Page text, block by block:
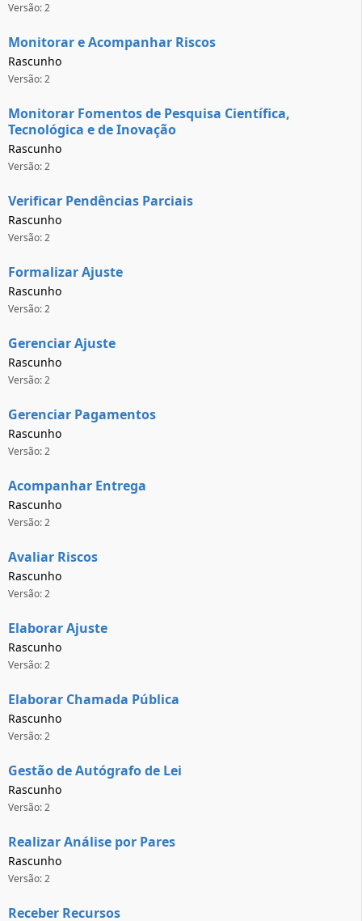
Versão: 2
Monitorar e Acompanhar Riscos
Rascunho
Versão: 2
Monitorar Fomentos de Pesquisa Científica,
Tecnológica e de Inovação
Rascunho
Versão: 2
Verificar Pendências Parciais
Rascunho
Versão: 2
Formalizar Ajuste
Rascunho
Versão: 2
Gerenciar Ajuste
Rascunho
Versão: 2
Gerenciar Pagamentos
Rascunho
Versão: 2
Acompanhar Entrega
Rascunho
Versão: 2
Avaliar Riscos
Rascunho
Versão: 2
Elaborar Ajuste
Rascunho
Versão: 2
Elaborar Chamada Pública
Rascunho
Versão: 2
Gestão de Autógrafo de Lei
Rascunho
Versão: 2
Realizar Análise por Pares
Rascunho
Versão: 2
Receber Recursos